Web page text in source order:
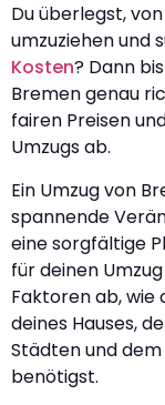
Du überlegst,
umzuziehen und
Kosten? Dann
Bremen genau
fairen Preisen
Umzugs ab.
Ein Umzug von
spannende
eine sorgfältige
für deinen
Faktoren ab, wie
deines Hauses,
Städten und
benötigst.